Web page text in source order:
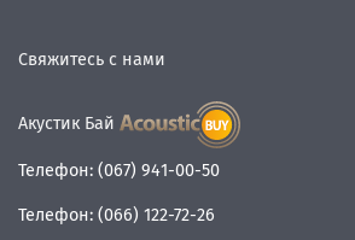
Свяжитесь с нами
Акустик Бай
Телефон: (067) 941-00-50
Телефон: (066) 122-72-26